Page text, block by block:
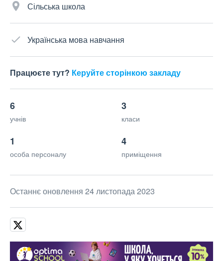
Сільська школа
Українська мова навчання
Працюєте тут? Керуйте сторінкою закладу
6
учнів
3
класи
1
особа персоналу
4
приміщення
Останнє оновлення 24 листопада 2023